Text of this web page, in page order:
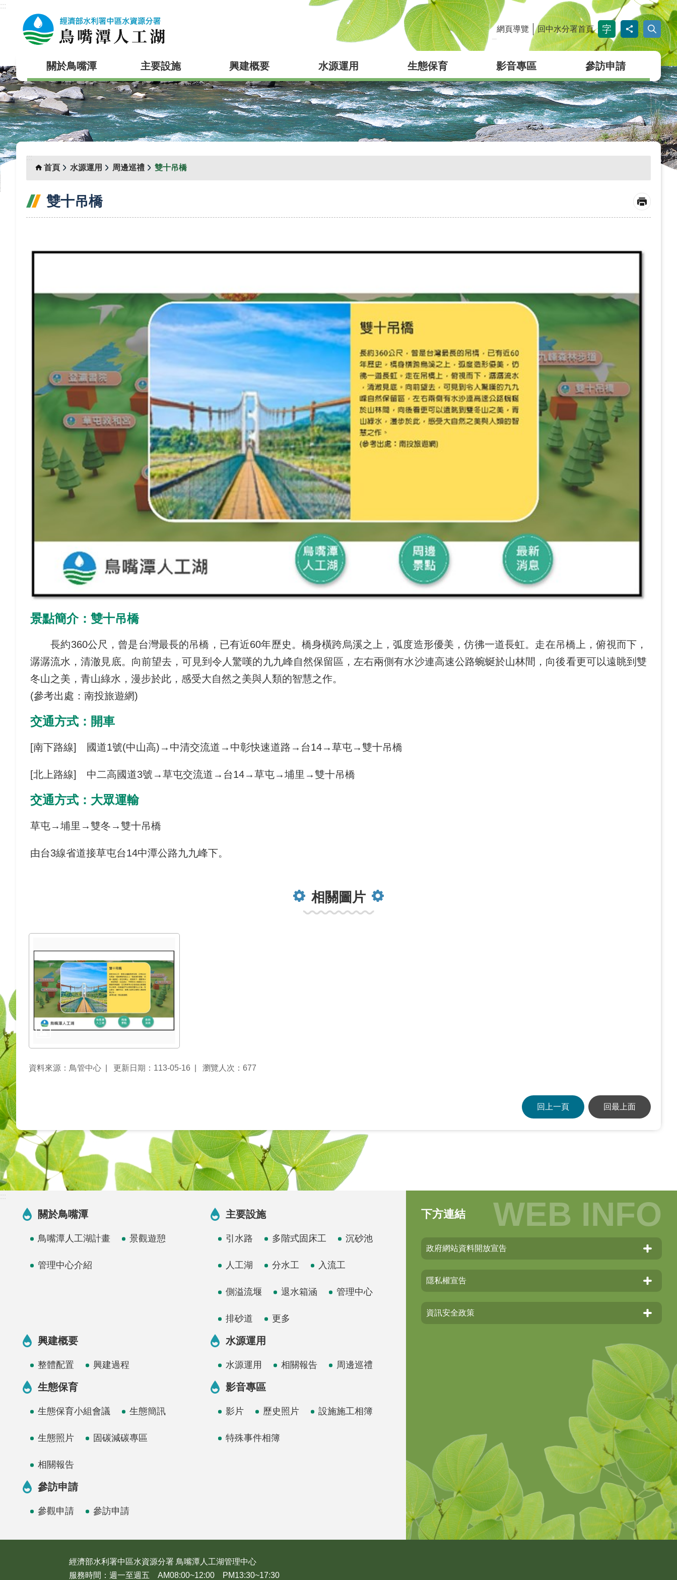
跳到主要內容區塊
:::
網頁導覽 回中水分署首頁
關於鳥嘴潭 主要設施 興建概要 水源運用 生態保育 影音專區 參訪申請
:::
首頁
水源運用 周邊巡禮 雙十吊橋
雙十吊橋
景點簡介：雙十吊橋
長約360公尺，曾是台灣最長的吊橋，已有近60年歷史。橋身橫跨烏溪之上，弧度造形優美，仿彿一道長虹。走在吊橋上，俯視而下，
潺潺流水，清澈見底。向前望去，可見到令人驚嘆的九九峰自然保留區，左右兩側有水沙連高速公路蜿蜒於山林間，向後看更可以遠眺到雙
冬山之美，青山綠水，漫步於此，感受大自然之美與人類的智慧之作。
(參考出處：南投旅遊網)
交通方式：開車
[南下路線] 國道1號(中山高)→中清交流道→中彰快速道路→台14→草屯→雙十吊橋
[北上路線] 中二高國道3號→草屯交流道→台14→草屯→埔里→雙十吊橋
交通方式：大眾運輸
草屯→埔里→雙冬→雙十吊橋
由台3線省道接草屯台14中潭公路九九峰下。
相關圖片
資料來源：鳥管中心 更新日期：113-05-16 瀏覽人次：677
回上一頁 回最上面
:::
關於鳥嘴潭
鳥嘴潭人工湖計畫 景觀遊憩
管理中心介紹
主要設施
引水路 多階式固床工 沉砂池
人工湖 分水工 入流工
側溢流堰 退水箱涵 管理中心
排砂道 更多
興建概要
整體配置 興建過程
水源運用
水源運用 相關報告 周邊巡禮
生態保育
生態保育小組會議 生態簡訊
生態照片 固碳減碳專區
相關報告
影音專區
影片 歷史照片 設施施工相簿
特殊事件相簿
參訪申請
參觀申請 參訪申請
下方連結
政府網站資料開放宣告
隱私權宣告
資訊安全政策
經濟部水利署中區水資源分署 鳥嘴潭人工湖管理中心
服務時間：週一至週五 AM08:00~12:00 PM13:30~17:30